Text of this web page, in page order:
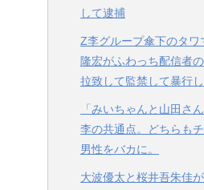
して逮捕
Z李グループ傘下のタ
隆宏がふわっち配信者
拉致して監禁して暴行し
「みいちゃんと山田さ
李の共通点。どちらも
男性をバカに。
大波優太と桜井吾朱佳